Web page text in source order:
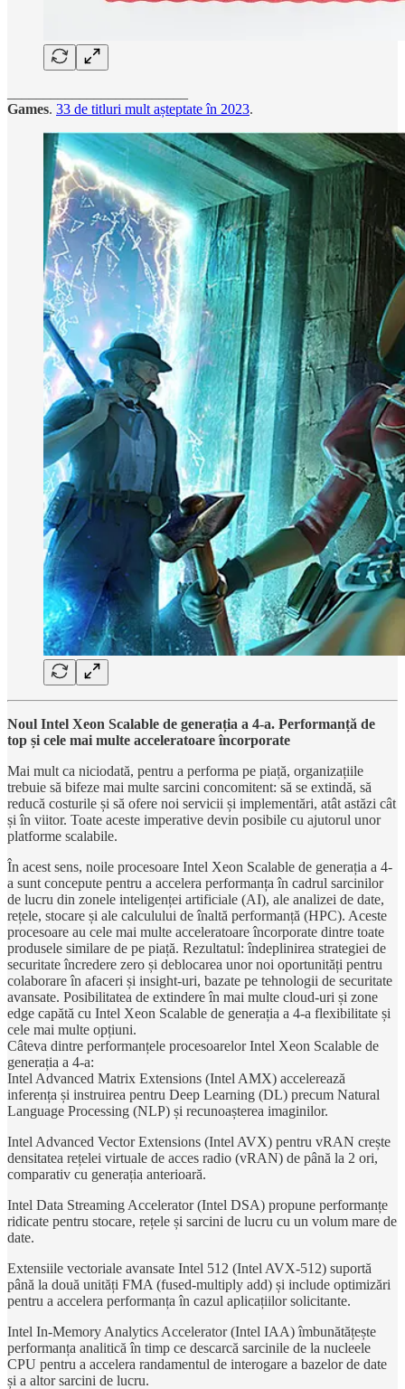
Games. 33 de titluri mult așteptate în 2023.
Noul Intel Xeon Scalable de generația a 4-a. Performanță de
top și cele mai multe acceleratoare încorporate
Mai mult ca niciodată, pentru a performa pe piață, organizațiile
trebuie să bifeze mai multe sarcini concomitent: să se extindă, să
reducă costurile și să ofere noi servicii și implementări, atât astăzi cât
și în viitor. Toate aceste imperative devin posibile cu ajutorul unor
platforme scalabile.
În acest sens, noile procesoare Intel Xeon Scalable de generația a 4-
a sunt concepute pentru a accelera performanța în cadrul sarcinilor
de lucru din zonele inteligenței artificiale (AI), ale analizei de date,
rețele, stocare și ale calculului de înaltă performanță (HPC). Aceste
procesoare au cele mai multe acceleratoare încorporate dintre toate
produsele similare de pe piață. Rezultatul: îndeplinirea strategiei de
securitate încredere zero și deblocarea unor noi oportunități pentru
colaborare în afaceri și insight-uri, bazate pe tehnologii de securitate
avansate. Posibilitatea de extindere în mai multe cloud-uri și zone
edge capătă cu Intel Xeon Scalable de generația a 4-a flexibilitate și
cele mai multe opțiuni.
Câteva dintre performanțele procesoarelor Intel Xeon Scalable de
generația a 4-a:
Intel Advanced Matrix Extensions (Intel AMX) accelerează
inferența și instruirea pentru Deep Learning (DL) precum Natural
Language Processing (NLP) și recunoașterea imaginilor.
Intel Advanced Vector Extensions (Intel AVX) pentru vRAN crește
densitatea rețelei virtuale de acces radio (vRAN) de până la 2 ori,
comparativ cu generația anterioară.
Intel Data Streaming Accelerator (Intel DSA) propune performanțe
ridicate pentru stocare, rețele și sarcini de lucru cu un volum mare de
date.
Extensiile vectoriale avansate Intel 512 (Intel AVX-512) suportă
până la două unități FMA (fused-multiply add) și include optimizări
pentru a accelera performanța în cazul aplicațiilor solicitante.
Intel In-Memory Analytics Accelerator (Intel IAA) îmbunătățește
performanța analitică în timp ce descarcă sarcinile de la nucleele
CPU pentru a accelera randamentul de interogare a bazelor de date
și a altor sarcini de lucru.